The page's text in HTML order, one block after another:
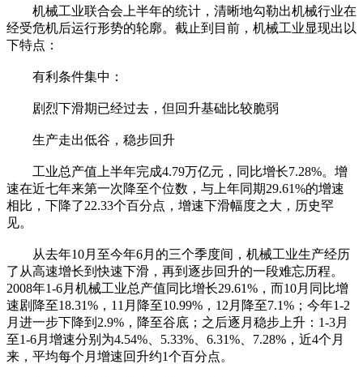
机械工业联合会上半年的统计，清晰地勾勒出机械行业在
经受危机后运行形势的轮廓。截止到目前，机械工业显现出以
下特点：
有利条件集中：
剧烈下滑期已经过去，但回升基础比较脆弱
生产走出低谷，稳步回升
工业总产值上半年完成4.79万亿元，同比增长7.28%。增
速在近七年来第一次降至个位数，与上年同期29.61%的增速
相比，下降了22.33个百分点，增速下滑幅度之大，历史罕
见。
从去年10月至今年6月的三个季度间，机械工业生产经历
了从高速增长到快速下滑，再到逐步回升的一段难忘历程。
2008年1-6月机械工业总产值同比增长29.61%，而10月同比增
速剧降至18.31%，11月降至10.99%，12月降至7.1%；今年1-2
月进一步下降到2.9%，降至谷底；之后逐月稳步上升：1-3月
至1-6月增速分别为4.54%、5.33%、6.31%、7.28%，近4个月
来，平均每个月增速回升约1个百分点。